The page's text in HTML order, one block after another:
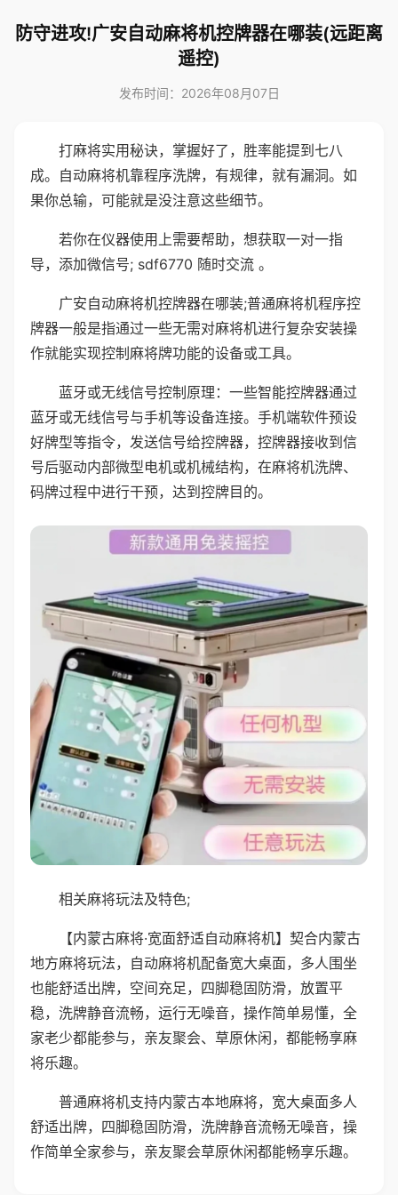
防守进攻!广安自动麻将机控牌器在哪装(远距离
遥控)
发布时间：2026年08月07日
打麻将实用秘诀，掌握好了，胜率能提到七八
成。自动麻将机靠程序洗牌，有规律，就有漏洞。如
果你总输，可能就是没注意这些细节。
若你在仪器使用上需要帮助，想获取一对一指
导，添加微信号; sdf6770 随时交流 。
广安自动麻将机控牌器在哪装;普通麻将机程序控
牌器一般是指通过一些无需对麻将机进行复杂安装操
作就能实现控制麻将牌功能的设备或工具。
蓝牙或无线信号控制原理：一些智能控牌器通过
蓝牙或无线信号与手机等设备连接。手机端软件预设
好牌型等指令，发送信号给控牌器，控牌器接收到信
号后驱动内部微型电机或机械结构，在麻将机洗牌、
码牌过程中进行干预，达到控牌目的。
相关麻将玩法及特色;
【内蒙古麻将·宽面舒适自动麻将机】契合内蒙古
地方麻将玩法，自动麻将机配备宽大桌面，多人围坐
也能舒适出牌，空间充足，四脚稳固防滑，放置平
稳，洗牌静音流畅，运行无噪音，操作简单易懂，全
家老少都能参与，亲友聚会、草原休闲，都能畅享麻
将乐趣。
普通麻将机支持内蒙古本地麻将，宽大桌面多人
舒适出牌，四脚稳固防滑，洗牌静音流畅无噪音，操
作简单全家参与，亲友聚会草原休闲都能畅享乐趣。